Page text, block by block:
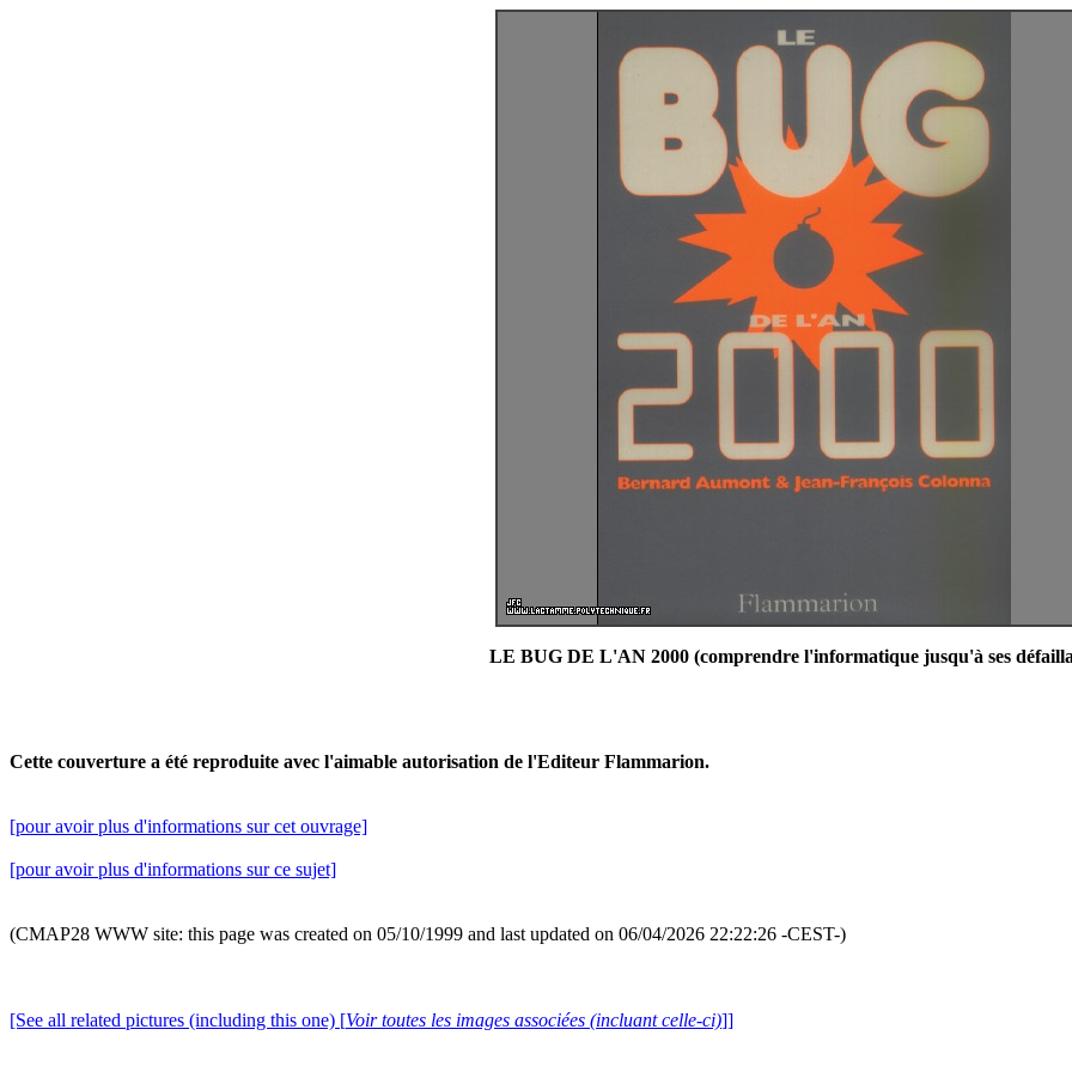
LE BUG DE L'AN 2000 (comprendre l'informatique jusqu'à ses
Cette couverture a été reproduite avec l'aimable autorisation de l'Editeur Flammarion.
[pour avoir plus d'informations sur cet ouvrage]
[pour avoir plus d'informations sur ce sujet]
(CMAP28 WWW site: this page was created on 05/10/1999 and last updated on 06/04/2026 22:22:26 -CEST-)
[See all related pictures (including this one) [Voir toutes les images associées (incluant celle-ci)]]